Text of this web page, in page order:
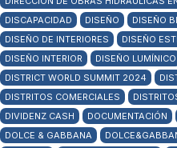
DISCAPACIDAD
DISEÑO DISEÑO
DISEÑO DE INTERIORES
DISEÑO
DISEÑO INTERIOR
DISEÑO LUMÍNICO
DISTRICT WORLD SUMMIT 2024
DISTRITOS COMERCIALES
DIVIDENZ CASH
DOCUMENTACIÓN
DOLCE & GABBANA